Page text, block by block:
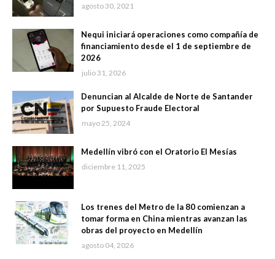
agosto 30, 2021
Nequi iniciará operaciones como compañía de
financiamiento desde el 1 de septiembre de
2026
julio 31, 2026
Denuncian al Alcalde de Norte de Santander
por Supuesto Fraude Electoral
mayo 25, 2024
Medellín vibró con el Oratorio El Mesías
diciembre 11, 2025
Los trenes del Metro de la 80 comienzan a
tomar forma en China mientras avanzan las
obras del proyecto en Medellín
agosto 04, 2026